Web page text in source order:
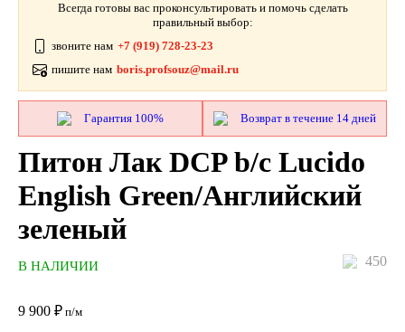
Всегда готовы вас проконсультировать и помочь сделать
правильный выбор:
звоните нам +7 (919) 728-23-23
пишите нам boris.profsouz@mail.ru
Гарантия 100% Возврат в течение 14 дней
Питон Лак DCP b/c Lucido
English Green/Английский
зеленый
450
В НАЛИЧИИ
9 900 ₽ п/м